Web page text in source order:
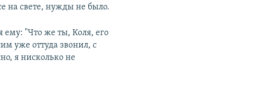
на свете, нужды не было.
ему: "Что же ты, Коля, его
уже оттуда звонил, с
я нисколько не